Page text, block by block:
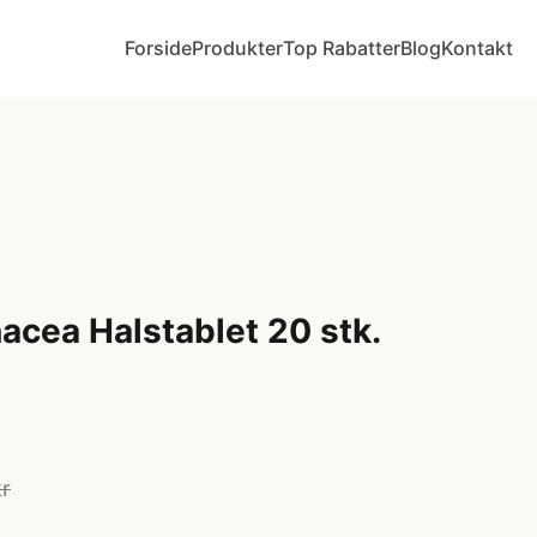
ForsideProdukterTop RabatterBlogKontakt
Halstablet 20 stk.